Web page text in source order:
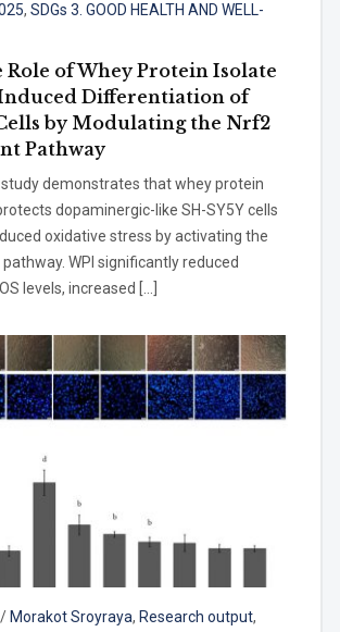
, SDGs 3. GOOD HEALTH AND WELL-
Role of Whey Protein Isolate
Differentiation of
by Modulating the Nrf2
Pathway
study demonstrates that whey protein
dopaminergic-like SH-SY5Y cells
oxidative stress by activating the
WPI significantly reduced
levels, increased […]
/ Morakot Sroyraya, Research output,